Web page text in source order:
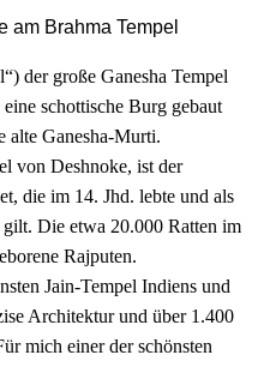
am Brahma Tempel
der große Ganesha Tempel
schottische Burg gebaut
alte Ganesha-Murti.
von Deshnoke, ist der
die im 14. Jhd. lebte und als
Die etwa 20.000 Ratten im
Rajputen.
Jain-Tempel Indiens und
Architektur und über 1.400
mich einer der schönsten